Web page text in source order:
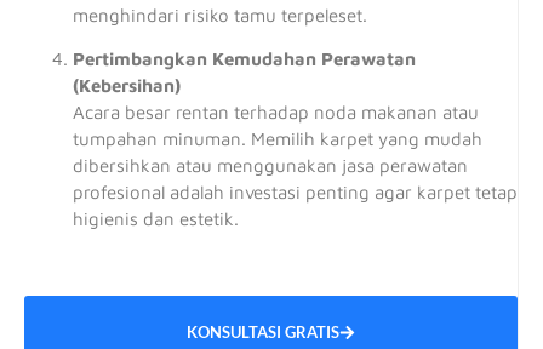
menghindari risiko tamu terpeleset.
Pertimbangkan Kemudahan Perawatan
(Kebersihan)
Acara besar rentan terhadap noda makanan atau
tumpahan minuman. Memilih karpet yang mudah
dibersihkan atau menggunakan jasa perawatan
profesional adalah investasi penting agar karpet tetap
higienis dan estetik.
KONSULTASI GRATIS